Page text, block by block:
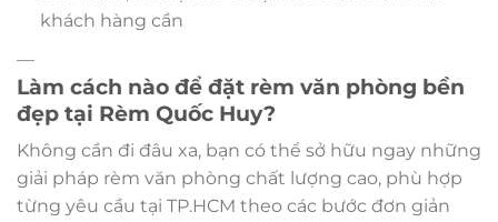
khách hàng cần
—
Làm cách nào để đặt rèm văn phòng bền
đẹp tại Rèm Quốc Huy?
Không cần đi đâu xa, bạn có thể sở hữu ngay những
giải pháp rèm văn phòng chất lượng cao, phù hợp
từng yêu cầu tại TP.HCM theo các bước đơn giản